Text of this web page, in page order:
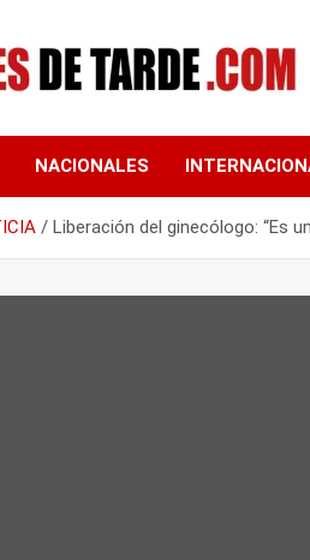
DE
NACIONALES
Liberación del ginecólogo: “Es